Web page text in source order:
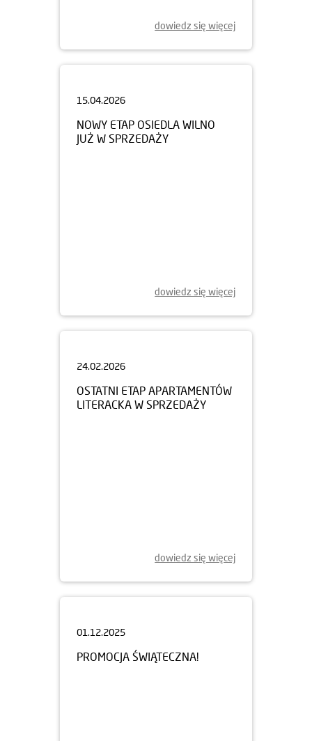
dowiedz się więcej
NOWY ETAP OSIEDLA WILNO
JUŻ W SPRZEDAŻY
dowiedz się więcej
OSTATNI ETAP APARTAMENTÓW
LITERACKA W SPRZEDAŻY
dowiedz się więcej
PROMOCJA ŚWIĄTECZNA!